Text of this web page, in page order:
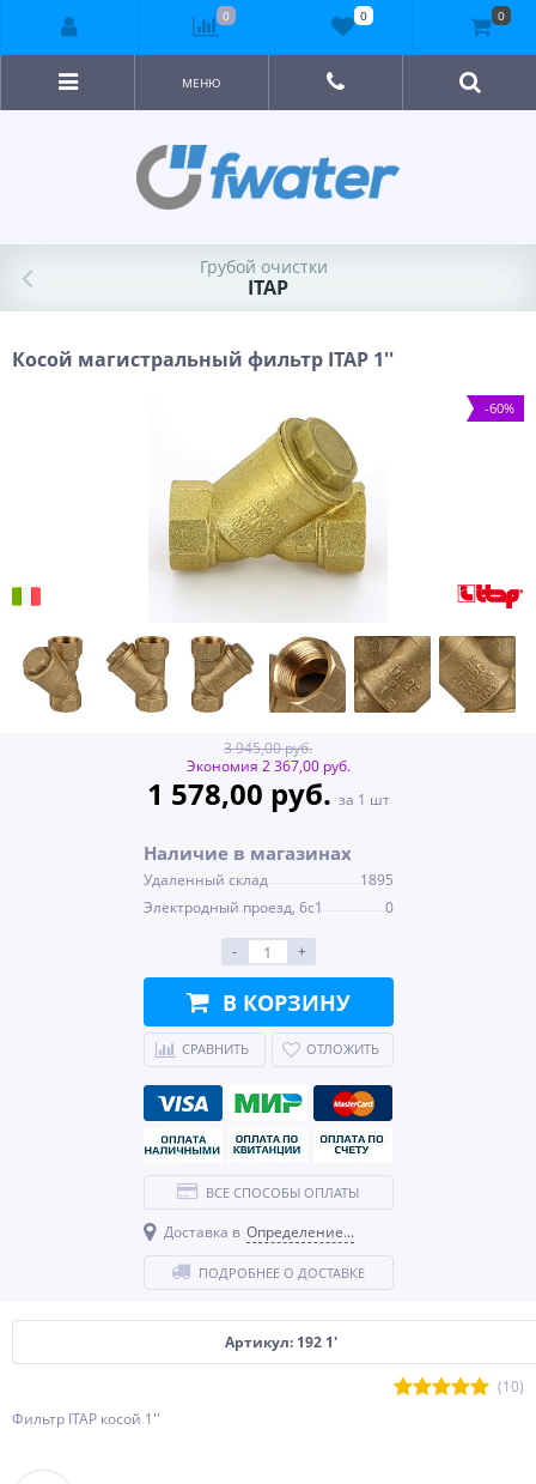
МЕНЮ
Грубой очистки
ITAP
Косой магистральный фильтр ITAP 1''
-60%
Артикул: 192 1'
(10)
Фильтр ITAP косой 1''
3 945,00 руб.
Экономия 2 367,00 руб.
1 578,00 руб. за 1 шт
Наличие в магазинах
Удаленный склад
1895
Электродный проезд, 6с1
0
- +
В КОРЗИНУ
СРАВНИТЬ ОТЛОЖИТЬ
ВСЕ СПОСОБЫ ОПЛАТЫ
Доставка в Определение...
ПОДРОБНЕЕ О ДОСТАВКЕ
0 0 0